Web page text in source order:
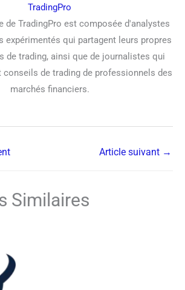
TradingPro
de TradingPro est composée d'analystes
expérimentés qui partagent leurs propres
de trading, ainsi que de journalistes qui
conseils de trading de professionnels des
marchés financiers.
Article suivant →
Similaires